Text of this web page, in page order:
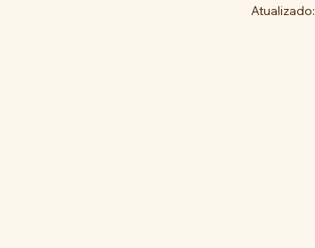
Atualizado: